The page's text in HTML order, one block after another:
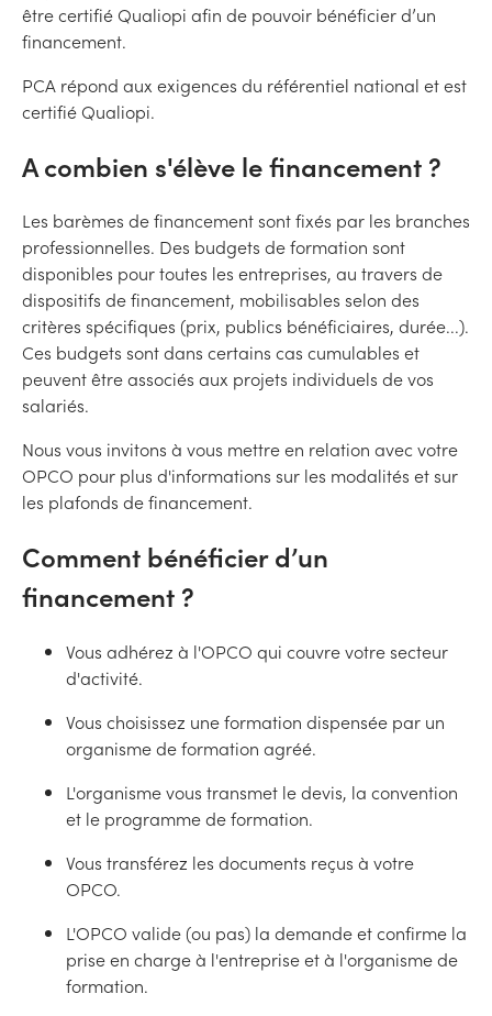
être certifié Qualiopi afin de pouvoir bénéficier d’un
financement.
PCA répond aux exigences du référentiel national et est
certifié Qualiopi.
A combien s'élève le financement ?
Les barèmes de financement sont fixés par les branches
professionnelles. Des budgets de formation sont
disponibles pour toutes les entreprises, au travers de
dispositifs de financement, mobilisables selon des
critères spécifiques (prix, publics bénéficiaires, durée...).
Ces budgets sont dans certains cas cumulables et
peuvent être associés aux projets individuels de vos
salariés.
Nous vous invitons à vous mettre en relation avec votre
OPCO pour plus d'informations sur les modalités et sur
les plafonds de financement.
Comment bénéficier d’un
financement ?
Vous adhérez à l'OPCO qui couvre votre secteur
d'activité.
Vous choisissez une formation dispensée par un
organisme de formation agréé.
L'organisme vous transmet le devis, la convention
et le programme de formation.
Vous transférez les documents reçus à votre
OPCO.
L'OPCO valide (ou pas) la demande et confirme la
prise en charge à l'entreprise et à l'organisme de
formation.